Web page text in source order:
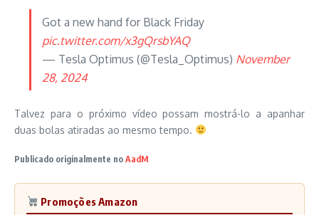
Got a new hand for Black Friday
pic.twitter.com/x3gQrsbYAQ
— Tesla Optimus (@Tesla_Optimus) November
28, 2024
Talvez para o próximo vídeo possam mostrá-lo a apanhar
duas bolas atiradas ao mesmo tempo.
Publicado originalmente no AadM
Promoções Amazon